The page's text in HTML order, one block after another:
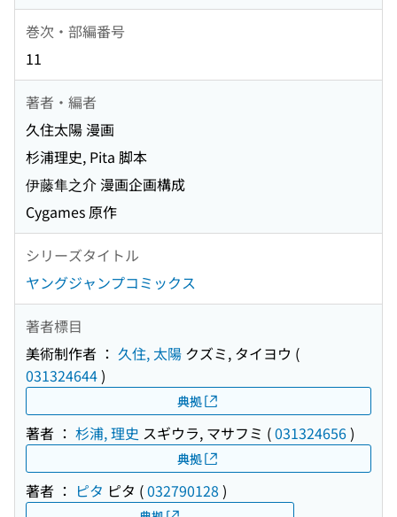
巻次・部編番号
11
著者・編者
久住太陽 漫画
杉浦理史, Pita 脚本
伊藤隼之介 漫画企画構成
Cygames 原作
シリーズタイトル
ヤングジャンプコミックス
著者標目
美術制作者 ： 久住, 太陽 クズミ, タイヨウ (
031324644)
典拠
著者 ： 杉浦, 理史 スギウラ, マサフミ (031324656)
典拠
著者 ： ピタ ピタ (032790128 )